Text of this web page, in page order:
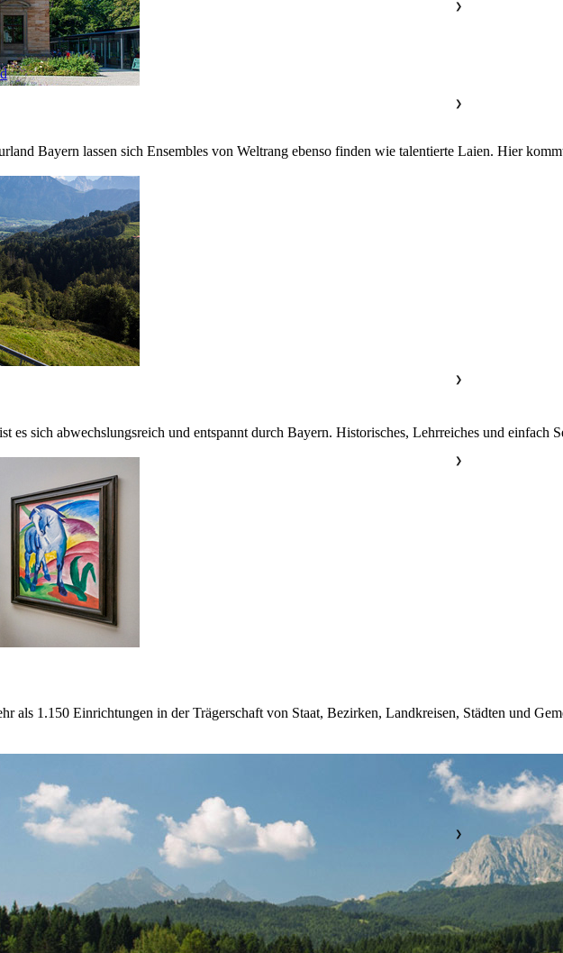
Bayern lassen sich Ensembles von Weltrang ebenso finden wie talentierte Laien. Hier
sich abwechslungsreich und entspannt durch Bayern. Historisches, Lehrreiches und einfach
als 1.150 Einrichtungen in der Trägerschaft von Staat, Bezirken, Landkreisen, Städten und
❯
❯
❯
❯
❯